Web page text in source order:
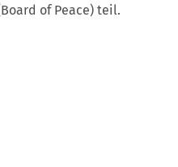
of Peace) teil.